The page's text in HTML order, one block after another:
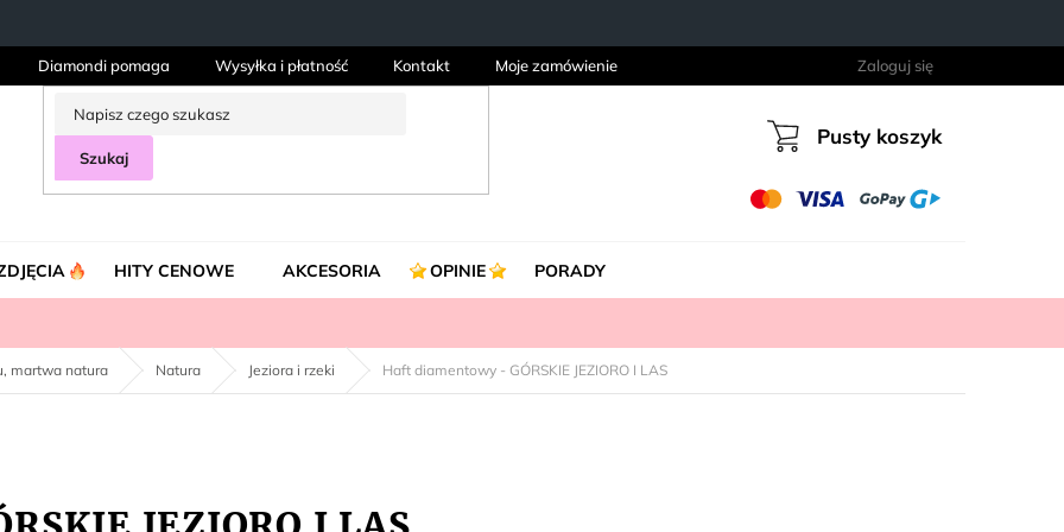
Diamondi pomaga Wysyłka i płatność Kontakt Moje zamówienie Zaloguj się
Szukaj Koszyk
Pusty koszyk
HITY CENOWE AKCESORIA OPINIE PORADY
martwa natura Natura Jeziora i rzeki Haft diamentowy - GÓRSKIE JEZIORO I LAS